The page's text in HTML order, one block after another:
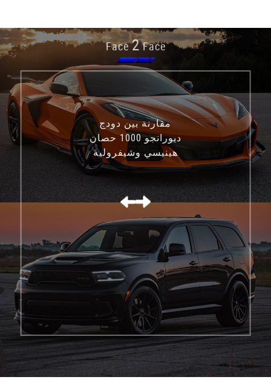
Face2Face
مقارنة بين دودج
ديورانجو 1000 حصان
هينيسي وشيفروليه
كورفيت C8 Z06